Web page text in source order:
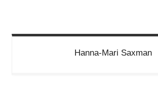
Hanna-Mari Saxman